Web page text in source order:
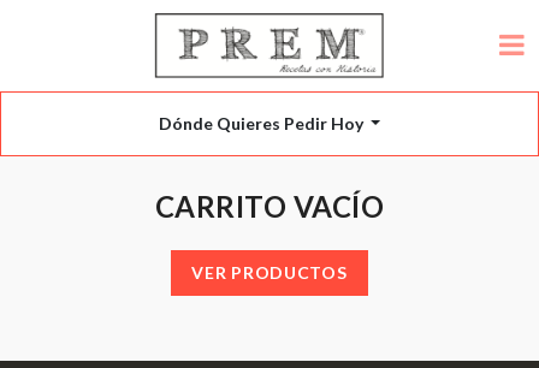
Dónde Quieres Pedir Hoy
CARRITO VACÍO
VER PRODUCTOS